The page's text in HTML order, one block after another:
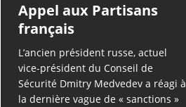
Appel aux Partisans
français
L’ancien président russe, actuel
vice-président du Conseil de
Sécurité Dmitry Medvedev a réagi à
la dernière vague de « sanctions »